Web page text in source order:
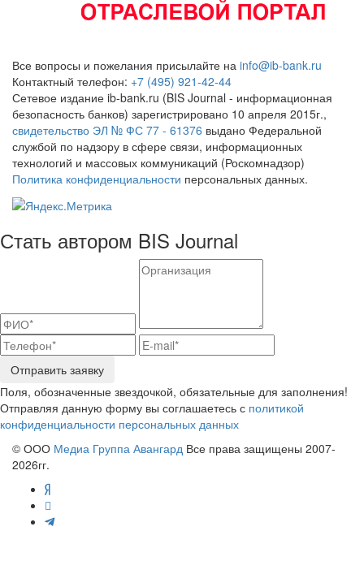
Все вопросы и пожелания присылайте на info@ib-bank.ru
Контактный телефон: +7 (495) 921-42-44
Сетевое издание ib-bank.ru (BIS Journal - информационная
безопасность банков) зарегистрировано 10 апреля 2015г.,
свидетельство ЭЛ № ФС 77 - 61376 выдано Федеральной
службой по надзору в сфере связи, информационных
технологий и массовых коммуникаций (Роскомнадзор)
Политика конфиденциальности персональных данных.
Стать автором BIS Journal
Отправить заявку
Поля, обозначенные звездочкой, обязательные для заполнения!
Отправляя данную форму вы соглашаетесь с политикой
конфиденциальности персональных данных
© ООО Медиа Группа Авангард Все права защищены 2007-
2026гг.